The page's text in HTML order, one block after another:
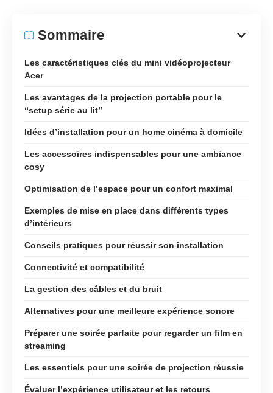
Sommaire
Les caractéristiques clés du mini vidéoprojecteur
Acer
Les avantages de la projection portable pour le
“setup série au lit”
Idées d’installation pour un home cinéma à domicile
Les accessoires indispensables pour une ambiance
cosy
Optimisation de l’espace pour un confort maximal
Exemples de mise en place dans différents types
d’intérieurs
Conseils pratiques pour réussir son installation
Connectivité et compatibilité
La gestion des câbles et du bruit
Alternatives pour une meilleure expérience sonore
Préparer une soirée parfaite pour regarder un film en
streaming
Les essentiels pour une soirée de projection réussie
Évaluer l’expérience utilisateur et les retours